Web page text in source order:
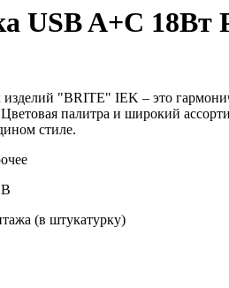
USB A+C
изделий "BRITE" IEK – это
палитра и широкий
стиле.
В
(в штукатурку)